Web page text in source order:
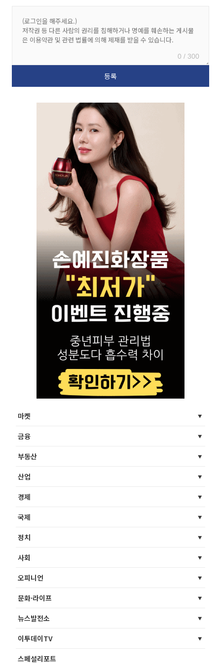
0 / 300
마켓
금융
부동산
산업
경제
국제
정치
사회
오피니언
문화·라이프
뉴스발전소
이투데이TV
스페셜리포트